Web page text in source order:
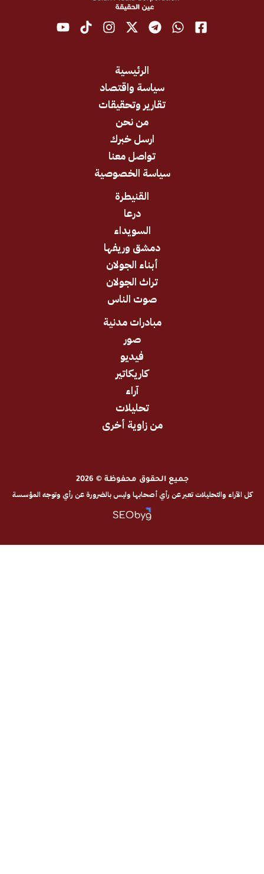
سياسة واقتصاد
تقارير وتحقيقات
ارسل خبرك
تواصل معنا
سياسة الخصوصية
دمشق وريفها
أبناء الجولان
تراث الجولان
صوت الناس
مبادرات مدنية
من زاوية أخرى
جميع الحقوق محفوظة © 2026
تعبر عن رأي أصحابها وليس بالضرورة عن رأي وتوجه المؤسسة